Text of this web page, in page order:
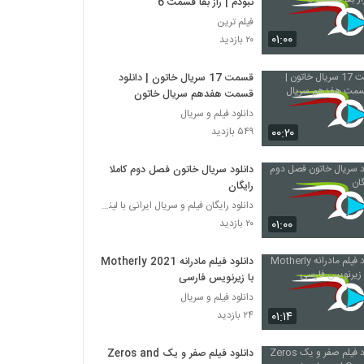
۰۱:۰۰
فیلم ترین
۲۰ بازدید
۰۰:۲۰
قسمت 17 سریال خاتون | دانلود
قسمت هفدهم سریال خاتون
دانلود فیلم و سریال
۵۴۹ بازدید
۰۱:۰۰
دانلود سریال خاتون فصل دوم کاملا
رایگان
دانلود رایگان فیلم و سریال ایرانی با لینک مستقیم
۲۰ بازدید
۰۱:۱۴
دانلود فیلم مادرانه Motherly 2021
با زیرنویس فارسی
دانلود فیلم و سریال
۲۴ بازدید
دانلود فیلم صفر و یک Zeros and